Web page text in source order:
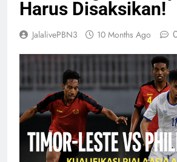
Harus Disaksikan!
JalalivePBN3 10 Months Ago